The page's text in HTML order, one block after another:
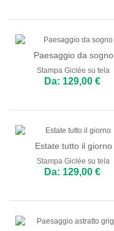
Paesaggio da sogno
Stampa Giclée su tela
Da: 129,00 €
Estate tutto il giorno
Stampa Giclée su tela
Da: 129,00 €